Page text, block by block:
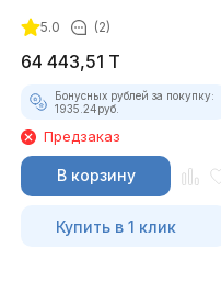
5.0 (2)
64 443,51 T
Бонусных рублей за покупку:
1935.24руб.
Предзаказ
В корзину
Купить в 1 клик